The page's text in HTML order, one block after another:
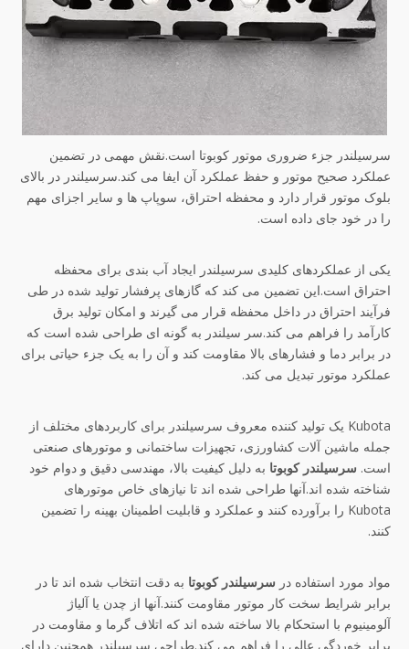
سرسیلندر جزء ضروری موتور کوبوتا است.نقش مهمی در تضمین
عملکرد صحیح موتور و حفظ عملکرد آن ایفا می کند.سرسیلندر در بالای
بلوک موتور قرار دارد و محفظه احتراق، سوپاپ ها و سایر اجزای مهم
را در خود جای داده است.
یکی از عملکردهای کلیدی سرسیلندر ایجاد آب بندی برای محفظه
احتراق است.این تضمین می کند که گازهای پرفشار تولید شده در طی
فرآیند احتراق در داخل محفظه قرار می گیرند و امکان تولید برق
کارآمد را فراهم می کند.سر سیلندر به گونه ای طراحی شده است که
در برابر دما و فشارهای بالا مقاومت کند و آن را به یک جزء حیاتی برای
عملکرد موتور تبدیل می کند.
Kubota یک تولید کننده معروف سرسیلندر برای کاربردهای مختلف از
جمله ماشین آلات کشاورزی، تجهیزات ساختمانی و موتورهای صنعتی
است. سرسیلندر کوبوتا به دلیل کیفیت بالا، مهندسی دقیق و دوام خود
شناخته شده اند.آنها طراحی شده اند تا نیازهای خاص موتورهای
Kubota را برآورده کنند و عملکرد و قابلیت اطمینان بهینه را تضمین
کنند.
مواد مورد استفاده در سرسیلندر کوبوتا به دقت انتخاب شده اند تا در
برابر شرایط سخت کار موتور مقاومت کنند.آنها از چدن یا آلیاژ
آلومینیوم با استحکام بالا ساخته شده اند که اتلاف گرما و مقاومت در
برابر خوردگی عالی را فراهم می کند.طراحی سرسیلندر همچنین دارای